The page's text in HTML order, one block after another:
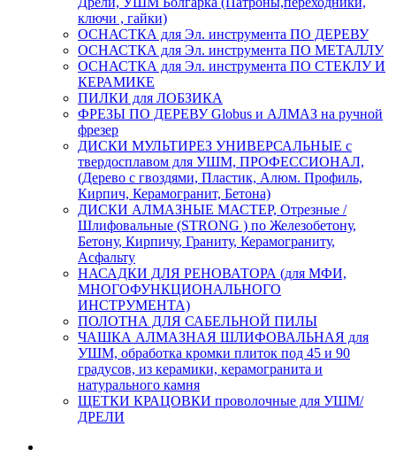
ключи , гайки)
ОСНАСТКА для Эл. инструмента ПО ДЕРЕВУ
ОСНАСТКА для Эл. инструмента ПО МЕТАЛЛУ
ОСНАСТКА для Эл. инструмента ПО СТЕКЛУ И
КЕРАМИКЕ
ПИЛКИ для ЛОБЗИКА
ФРЕЗЫ ПО ДЕРЕВУ Globus и АЛМАЗ на ручной
фрезер
ДИСКИ МУЛЬТИРЕЗ УНИВЕРСАЛЬНЫЕ с
твердосплавом для УШМ, ПРОФЕССИОНАЛ,
(Дерево с гвоздями, Пластик, Алюм. Профиль,
Кирпич, Керамогранит, Бетона)
ДИСКИ АЛМАЗНЫЕ МАСТЕР, Отрезные /
Шлифовальные (STRONG ) по Железобетону,
Бетону, Кирпичу, Граниту, Керамограниту,
Асфальту
НАСАДКИ ДЛЯ РЕНОВАТОРА (для МФИ,
МНОГОФУНКЦИОНАЛЬНОГО
ИНСТРУМЕНТА)
ПОЛОТНА ДЛЯ САБЕЛЬНОЙ ПИЛЫ
ЧАШКА АЛМАЗНАЯ ШЛИФОВАЛЬНАЯ для
УШМ, обработка кромки плиток под 45 и 90
градусов, из керамики, керамогранита и
натурального камня
ЩЕТКИ КРАЦОВКИ проволочные для УШМ/
ДРЕЛИ